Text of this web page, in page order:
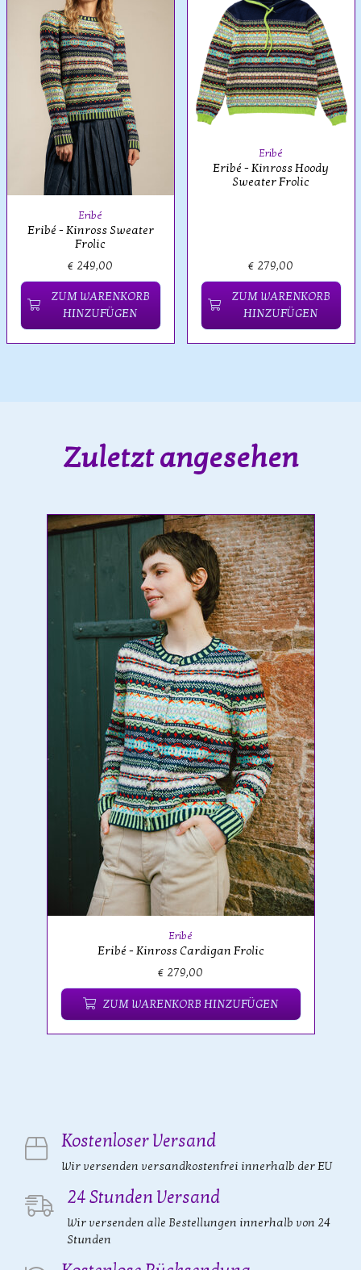
Eribé
Eribé - Kinross Sweater
Frolic
€ 249,00
ZUM WARENKORB
HINZUFÜGEN
Eribé
Eribé - Kinross Hoody
Sweater Frolic
€ 279,00
ZUM WARENKORB
HINZUFÜGEN
Zuletzt angesehen
Eribé
Eribé - Kinross Cardigan Frolic
€ 279,00
ZUM WARENKORB HINZUFÜGEN
Kostenloser Versand
Wir versenden versandkostenfrei innerhalb der EU
24 Stunden Versand
Wir versenden alle Bestellungen innerhalb von 24
Stunden